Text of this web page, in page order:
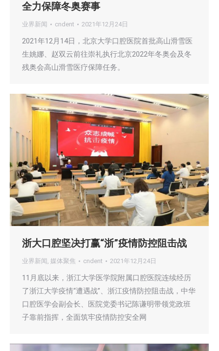
全力保障冬奥赛事
业界新闻 cndent 2021年12月24日
2021年12月14日，北京大学口腔医院首批高山滑雪医
生姚娜、赵双云前往崇礼执行北京2022年冬奥会及冬
残奥会高山滑雪医疗保障任务。
浙大口腔坚决打赢“浙”疫情防控阻击战
业界新闻 , 媒体聚焦 cndent 2021年12月24日
11月底以来，浙江大学医学院附属口腔医院连续经历
了浙江大学疫情“遭遇战”、浙江疫情防控阻击战，中华
口腔医学会副会长、医院党委书记陈谦明带领党政班
子靠前指挥，全面筑牢疫情防控安全网